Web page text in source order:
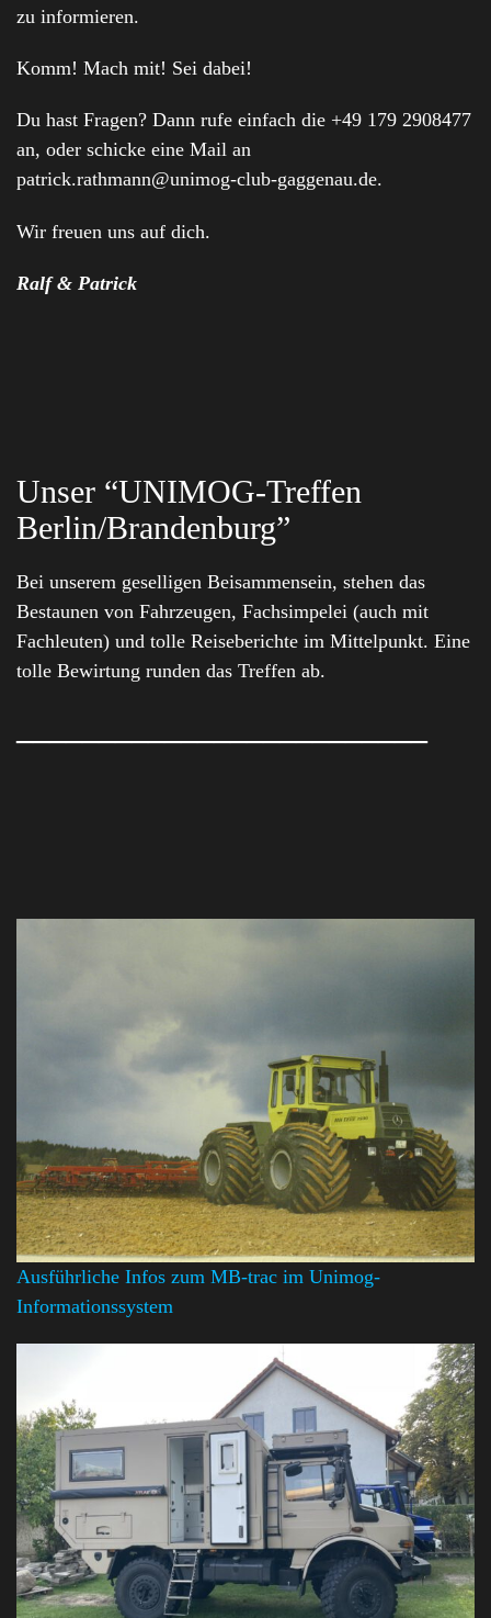
zu informieren.
Komm! Mach mit! Sei dabei!
Du hast Fragen? Dann rufe einfach die +49 179 2908477
an, oder schicke eine Mail an
patrick.rathmann@unimog-club-gaggenau.de.
Wir freuen uns auf dich.
Ralf & Patrick
Unser “UNIMOG-Treffen
Berlin/Brandenburg”
Bei unserem geselligen Beisammensein, stehen das
Bestaunen von Fahrzeugen, Fachsimpelei (auch mit
Fachleuten) und tolle Reiseberichte im Mittelpunkt. Eine
tolle Bewirtung runden das Treffen ab.
Ausführliche Infos zum MB-trac im Unimog-
Informationssystem